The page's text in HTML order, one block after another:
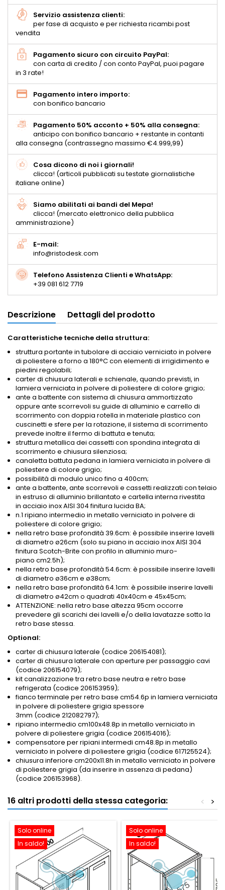
Servizio assistenza clienti:
per fase di acquisto e per richiesta ricambi post
vendita
Pagamento sicuro con circuito PayPal:
con carta di credito / con conto PayPal, puoi pagare
in 3 rate!
Pagamento intero importo:
con bonifico bancario
Pagamento 50% acconto + 50% alla consegna:
anticipo con bonifico bancario + restante in contanti
alla consegna (contrassegno massimo €4.999,99)
Cosa dicono di noi i giornali!
clicca! (articoli pubblicati su testate giornalistiche
italiane online)
Siamo abilitati ai bandi del Mepa!
clicca! (mercato elettronico della pubblica
amministrazione)
E-mail:
info@ristodesk.com
Telefono Assistenza Clienti e WhatsApp:
+39 081 612 7719
Descrizione Dettagli del prodotto
Caratteristiche tecniche della struttura:
struttura portante in tubolare di acciaio verniciato in polvere
di poliestere a forno a 180°C con elementi di irrigidimento e
piedini regolabili;
carter di chiusura laterali e schienale, quando previsti, in
lamiera verniciata in polvere di poliestere di colore grigio;
ante a battente con sistema di chiusura ammortizzato
oppure ante scorrevoli su guide di alluminio e carrello di
scorrimento con doppia rotella in materiale plastico con
cuscinetti e sfere per la rotazione, il sistema di scorrimento
prevede inoltre il fermo di battuta e tenuta;
struttura metallica dei cassetti con spondina integrata di
scorrimento e chiusura silenziosa;
canaletta battuta pedana in lamiera verniciata in polvere di
poliestere di colore grigio;
possibilità di modulo unico fino a 400cm;
ante a battente, ante scorrevoli e cassetti realizzati con telaio
in estruso di alluminio brillantato e cartella interna rivestita
in acciaio inox AISI 304 finitura lucida BA;
n.1 ripiano intermedio in metallo verniciato in polvere di
poliestere di colore grigio;
nella retro base profondità 39.6cm: è possibile inserire lavelli
di diametro ø26cm (solo su piano in acciaio inox AISI 304
finitura Scotch-Brite con profilo in alluminio muro-
piano cm2.5h);
nella retro base profondità 54.6cm: è possibile inserire lavelli
di diametro ø36cm e ø38cm;
nella retro base profondità 64.1cm: è possibile inserire lavelli
di diametro ø42cm o quadrati 40x40cm e 45x45cm;
ATTENZIONE: nella retro base altezza 95cm occorre
prevedere gli scarichi dei lavelli e/o della lavatazze sotto la
retro base stessa.
Optional:
carter di chiusura laterale (codice 206154081);
carter di chiusura laterale con aperture per passaggio cavi
(codice 206154079);
kit canalizzazione tra retro base neutra e retro base
refrigerata (codice 206153959);
fianco terminale per retro base cm54.6p in lamiera verniciata
in polvere di poliestere grigia spessore
3mm (codice 212082797);
ripiano intermedio cm100x48.8p in metallo verniciato in
polvere di poliestere grigia (codice 206154016);
compensatore per ripiani intermedi cm48.8p in metallo
verniciato in polvere di poliestere grigia (codice 617125524);
chiusura inferiore cm200x11.8h in metallo verniciato in polvere
di poliestere grigia (da inserire in assenza di pedana)
(codice 206153968).
16 altri prodotti della stessa categoria: >
<
Solo online
In saldo!
Solo online
In saldo!